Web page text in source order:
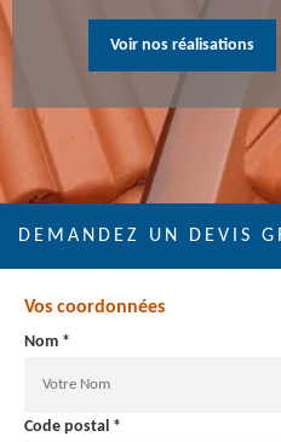
Voir nos réalisations
DEMANDEZ UN DEVIS
Vos coordonnées
Nom *
Code postal *